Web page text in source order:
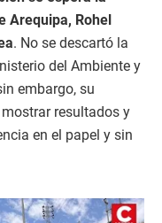
Arequipa, Rohel
. No se descartó la
del Ambiente y
embargo, su
resultados y
en el papel y sin